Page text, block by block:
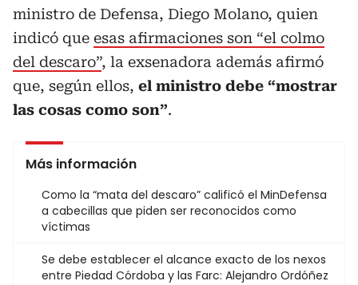
ministro de Defensa, Diego Molano, quien
indicó que esas afirmaciones son “el colmo
del descaro”, la exsenadora además afirmó
que, según ellos, el ministro debe “mostrar
las cosas como son”.
Más información
Como la “mata del descaro” calificó el MinDefensa
a cabecillas que piden ser reconocidos como
víctimas
Se debe establecer el alcance exacto de los nexos
entre Piedad Córdoba y las Farc: Alejandro Ordóñez